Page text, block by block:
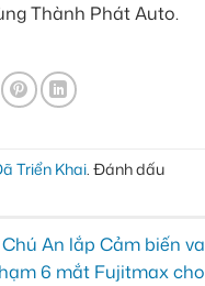
Thành Phát Auto.
Triển Khai. Đánh dấu
Chú An lắp Cảm biến va
6 mắt Fujitmax cho